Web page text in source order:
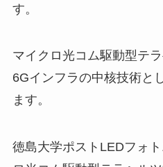
す。
マイクロ光コム駆動型テ
6Gインフラの中核技術と
ます。
徳島大学ポストLEDフォ